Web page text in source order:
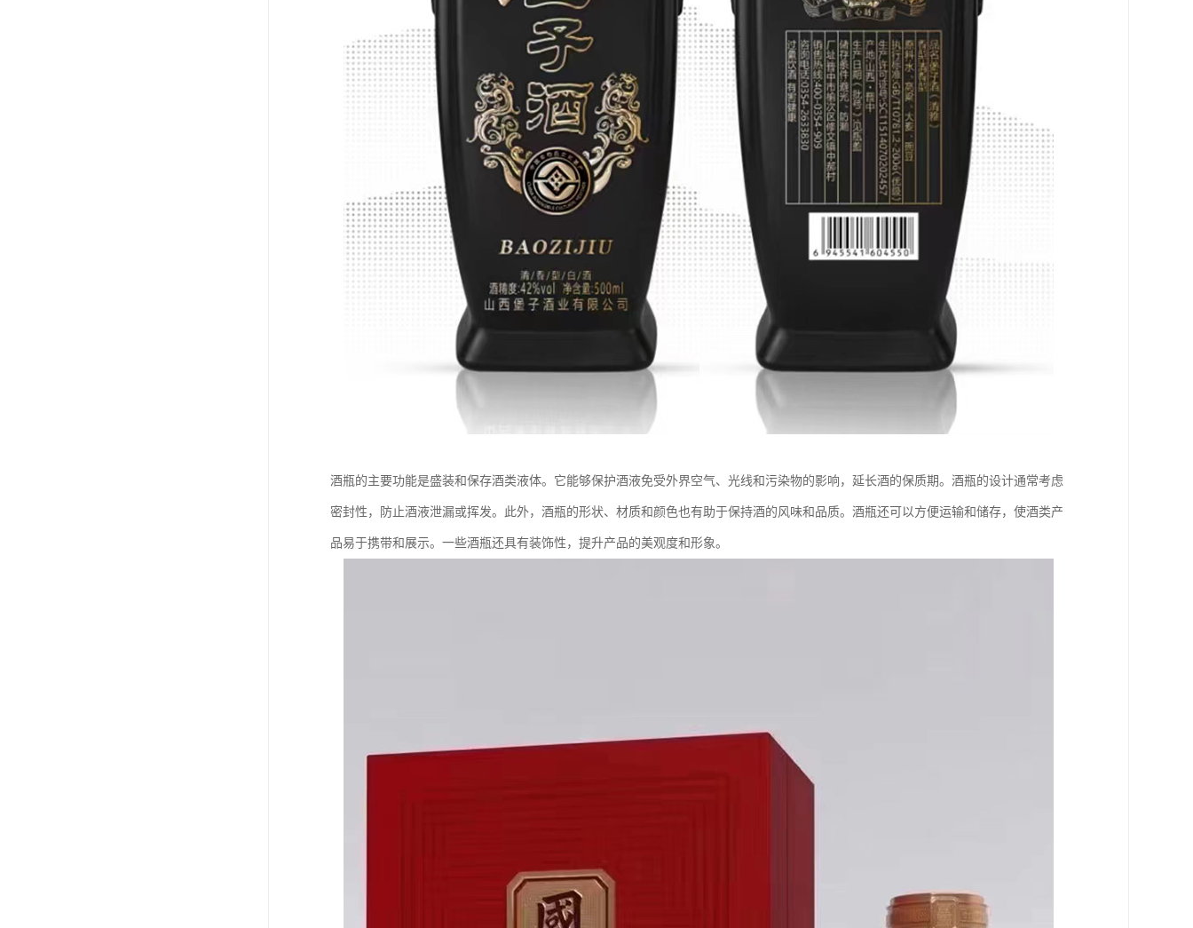
酒瓶的主要功能是盛装和保存酒类液体。它能够保护酒液免受外界空气、光线和污染物的影响，延长酒的保质期。酒瓶的设计通常考虑
密封性，防止酒液泄漏或挥发。此外，酒瓶的形状、材质和颜色也有助于保持酒的风味和品质。酒瓶还可以方便运输和储存，使酒类产
品易于携带和展示。一些酒瓶还具有装饰性，提升产品的美观度和形象。